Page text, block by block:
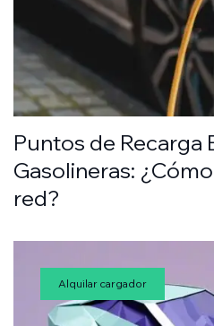
Puntos de Recarga
Gasolineras:
red?
Alquilar cargador